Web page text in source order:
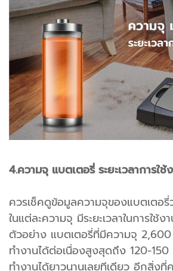
4.ความจุ แบตเตอรี่ ระยะเวลาการใช้
ควรเช็คดูข้อมูลความจุของแบตเตอ
ในแต่ละความจุ มีระยะเวลาในการใช้ง
ตัวอย่าง แบตเตอรี่ที่มีความจุ
ทำงานได้ต่อเนื่องสูงสุดถึง 120-
ทำงานได้ยาวนานเลยทีเดียว อีกสิ่ง